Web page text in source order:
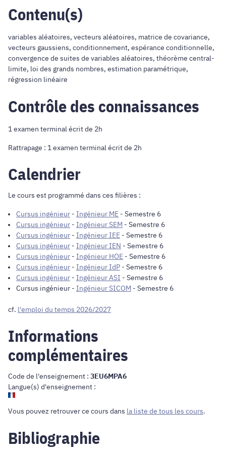
Contenu(s)
variables aléatoires, vecteurs aléatoires, matrice de covariance,
vecteurs gaussiens, conditionnement, espérance conditionnelle,
convergence de suites de variables aléatoires, théorème central-
limite, loi des grands nombres, estimation paramétrique,
régression linéaire
Contrôle des connaissances
1 examen terminal écrit de 2h
Rattrapage : 1 examen terminal écrit de 2h
Calendrier
Le cours est programmé dans ces filières :
Cursus ingénieur - Ingénieur ME - Semestre 6
Cursus ingénieur - Ingénieur SEM - Semestre 6
Cursus ingénieur - Ingénieur IEE - Semestre 6
Cursus ingénieur - Ingénieur IEN - Semestre 6
Cursus ingénieur - Ingénieur HOE - Semestre 6
Cursus ingénieur - Ingénieur IdP - Semestre 6
Cursus ingénieur - Ingénieur ASI - Semestre 6
Cursus ingénieur - Ingénieur SICOM - Semestre 6
cf. l'emploi du temps 2026/2027
Informations
complémentaires
Code de l'enseignement : 3EU6MPA6
Langue(s) d'enseignement :
Vous pouvez retrouver ce cours dans la liste de tous les cours.
Bibliographie